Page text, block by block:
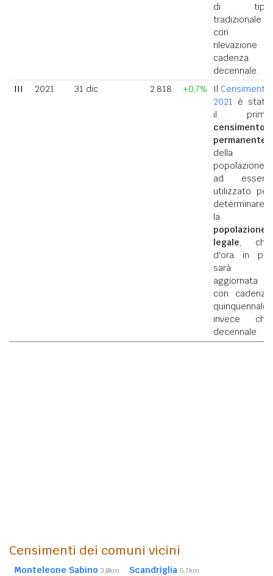
di tipo
tradizionale
con
rilevazione a
cadenza
decennale.
III
2021 31 dic 2.818 +0,7% Il Censimento
2021 è stato
il primo
censimento
permanente
della
popolazione
ad essere
utilizzato per
determinare
la
popolazione
legale, che
d'ora in poi
sarà
aggiornata
con cadenza
quinquennale
invece che
decennale.
Censimenti dei comuni vicini
Monteleone Sabino 3,8km Scandriglia 5,7km